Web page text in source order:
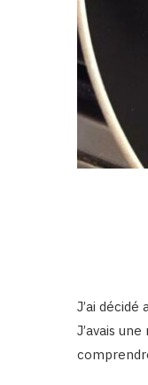
J’ai décidé
J’avais